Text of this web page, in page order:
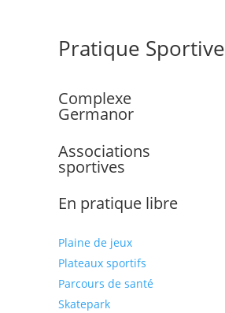
Pratique Sportive
Complexe
Germanor
Associations
sportives
En pratique libre
Plaine de jeux
Plateaux sportifs
Parcours de santé
Skatepark